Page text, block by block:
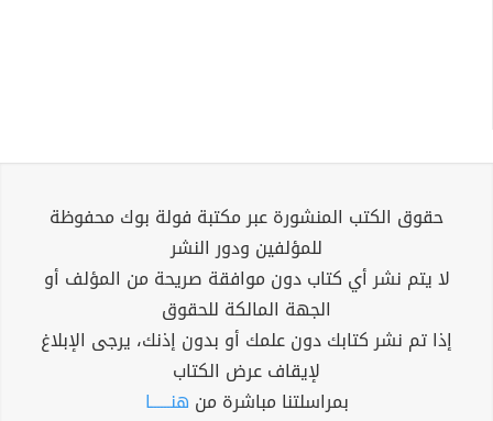
حقوق الكتب المنشورة عبر مكتبة فولة بوك محفوظة
للمؤلفين ودور النشر
لا يتم نشر أي كتاب دون موافقة صريحة من المؤلف أو
الجهة المالكة للحقوق
إذا تم نشر كتابك دون علمك أو بدون إذنك، يرجى الإبلاغ
لإيقاف عرض الكتاب
بمراسلتنا مباشرة من هنــــــا